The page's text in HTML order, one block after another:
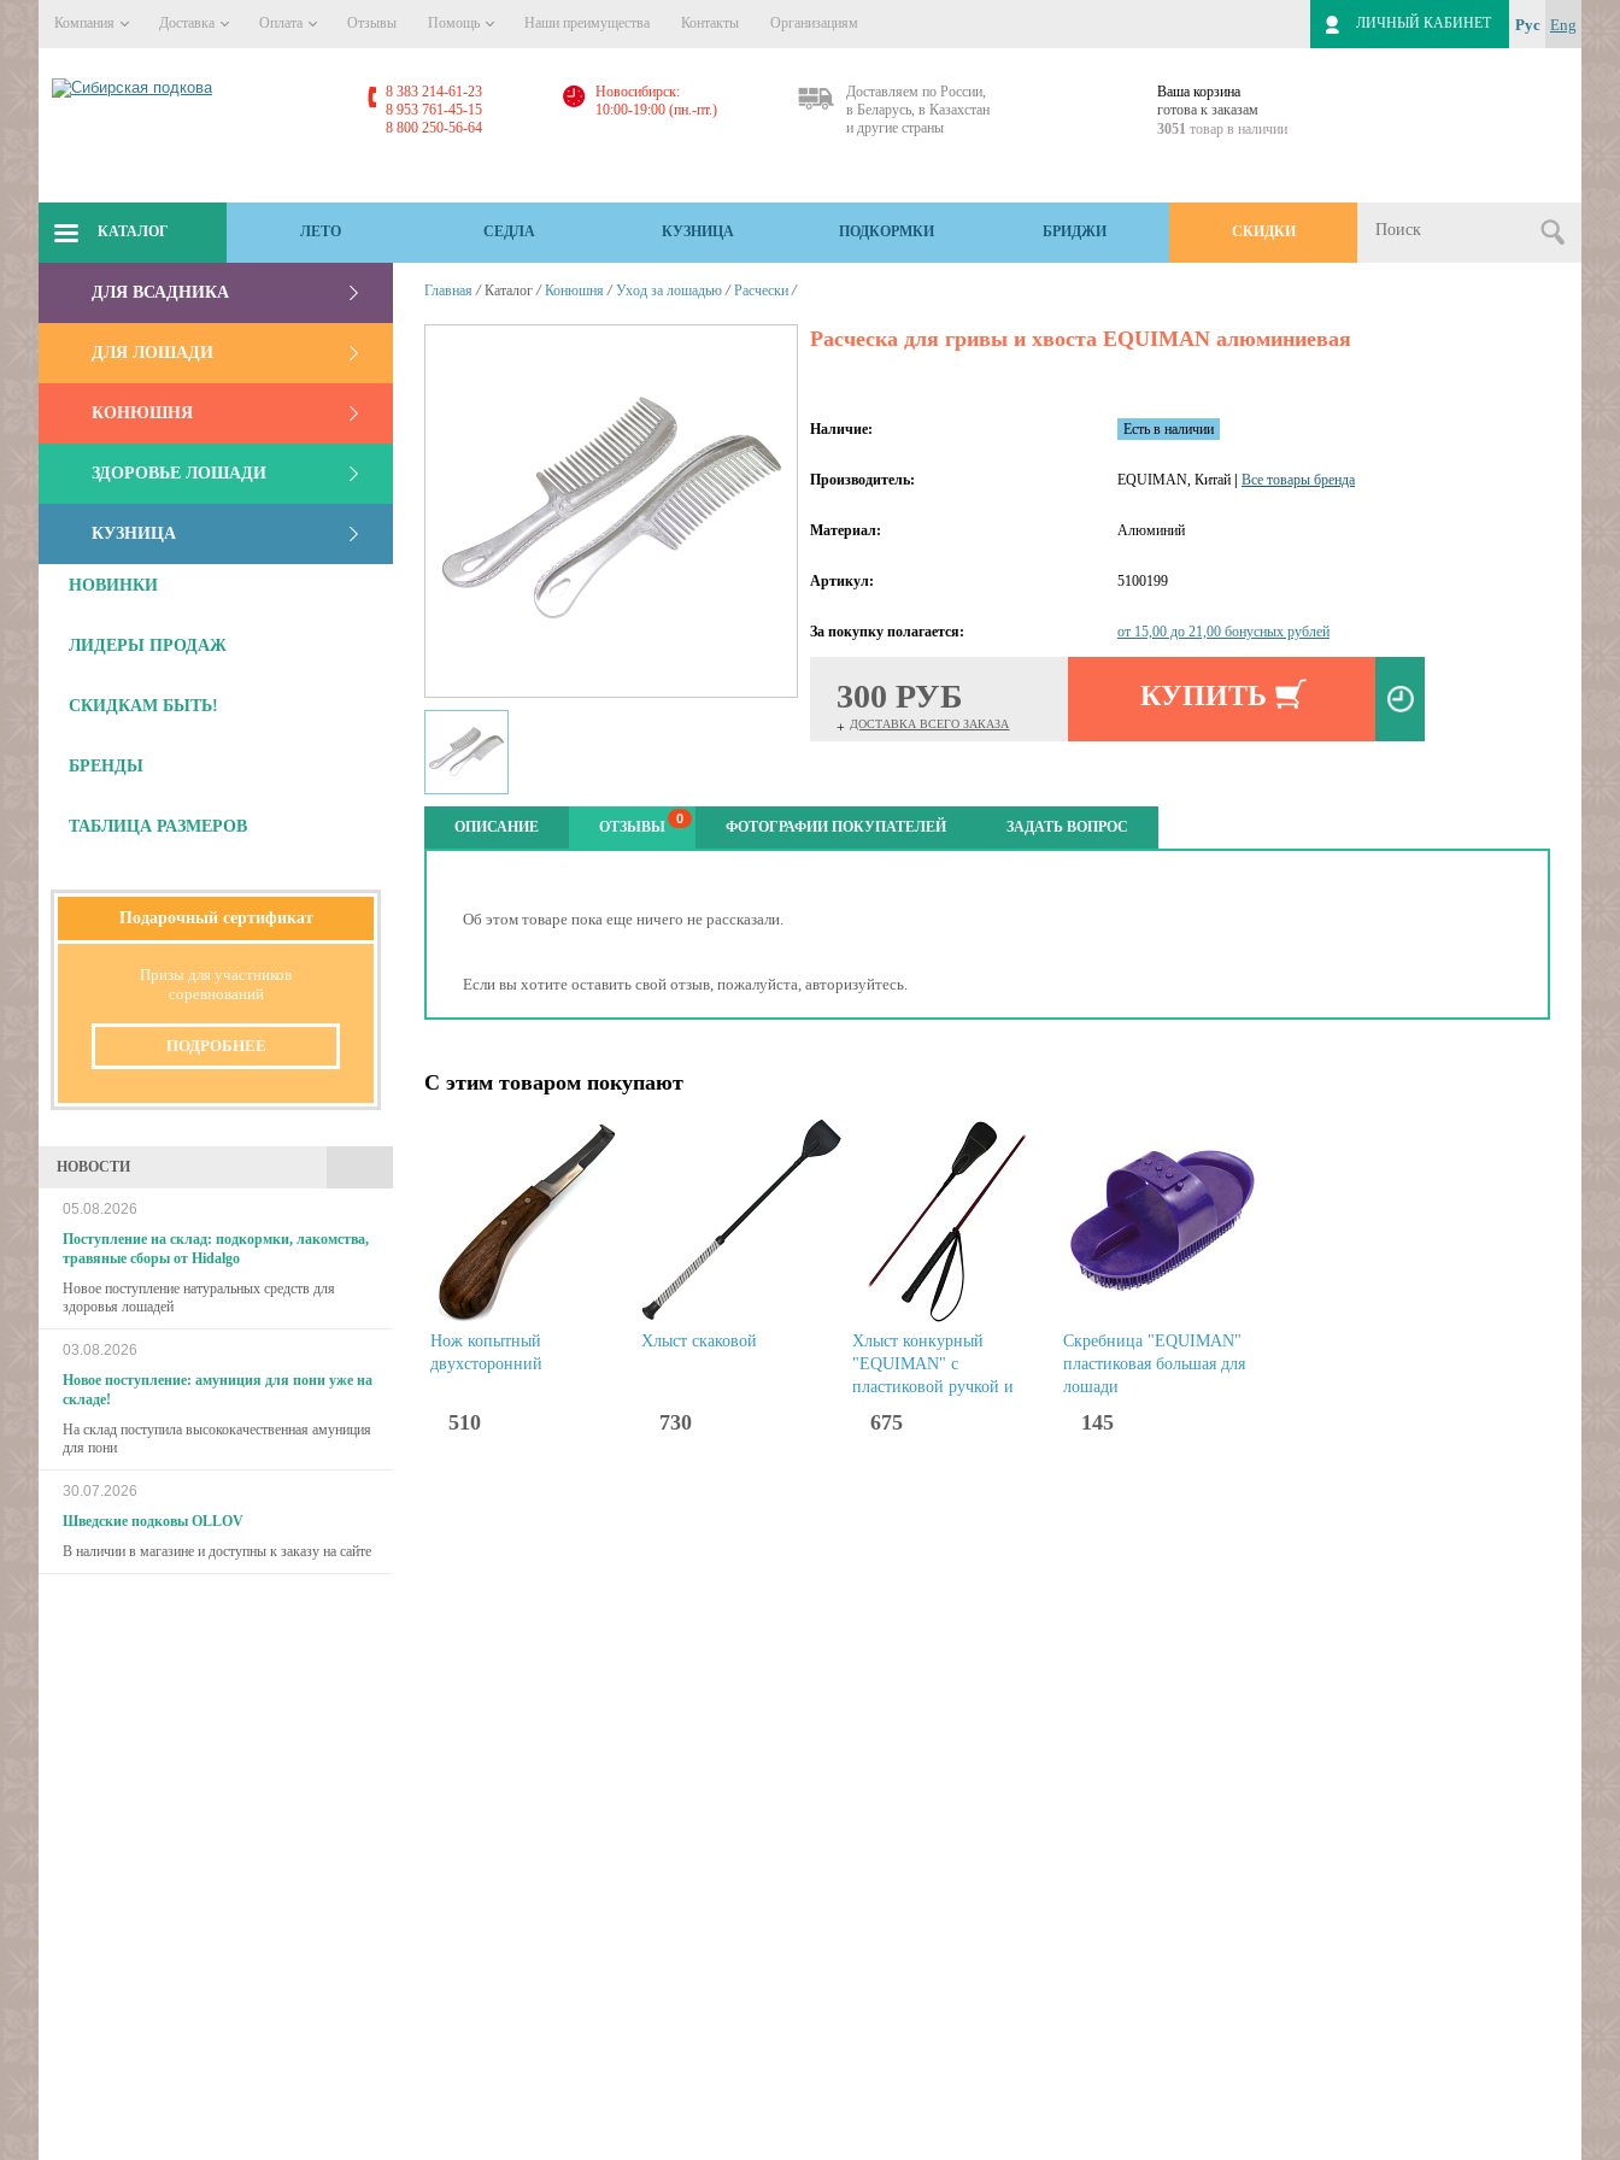
Компания Доставка Оплата Отзывы Помощь Наши преимущества Контакты Организациям Рус Eng
ЛИЧНЫЙ КАБИНЕТ
8 383 214-61-23
8 953 761-45-15
8 800 250-56-64
Новосибирск:
10:00-19:00 (пн.-пт.)
Доставляем по России,
в Беларусь, в Казахстан
и другие страны
Ваша корзина
готова к заказам
3051 товар в наличии
КАТАЛОГ ЛЕТО СЕДЛА КУЗНИЦА ПОДКОРМКИ БРИДЖИ СКИДКИ
ДЛЯ ВСАДНИКА
ДЛЯ ЛОШАДИ
КОНЮШНЯ
ЗДОРОВЬЕ ЛОШАДИ
КУЗНИЦА
НОВИНКИ
ЛИДЕРЫ ПРОДАЖ
СКИДКАМ БЫТЬ!
БРЕНДЫ
ТАБЛИЦА РАЗМЕРОВ
Подарочный сертификат
Призы для участников
соревнований
ПОДРОБНЕЕ
НОВОСТИ
05.08.2026
Поступление на склад: подкормки, лакомства,
травяные сборы от Hidalgo
Новое поступление натуральных средств для
здоровья лошадей
03.08.2026
Новое поступление: амуниция для пони уже на
складе!
На склад поступила высококачественная амуниция
для пони
30.07.2026
Шведские подковы OLLOV
В наличии в магазине и доступны к заказу на сайте
Главная / Каталог / Конюшня / Уход за лошадью / Расчески /
Расческа для гривы и хвоста EQUIMAN алюминиевая
Наличие: Есть в наличии
Производитель: EQUIMAN, Китай| Все товары бренда
Материал: Алюминий
Артикул: 5100199
За покупку полагается: от 15,00 до 21,00 бонусных рублей
300 РУБ
+ ДОСТАВКА ВСЕГО ЗАКАЗА
КУПИТЬ
ОПИСАНИЕ ОТЗЫВЫ 0 ФОТОГРАФИИ ПОКУПАТЕЛЕЙ ЗАДАТЬ ВОПРОС
Об этом товаре пока еще ничего не рассказали.
Если вы хотите оставить свой отзыв, пожалуйста, авторизуйтесь.
С этим товаром покупают
Нож копытный
двухсторонний
510
Хлыст скаковой
730
Хлыст конкурный
"EQUIMAN" с
пластиковой ручкой и
675
Скребница "EQUIMAN"
пластиковая большая для
лошади
145